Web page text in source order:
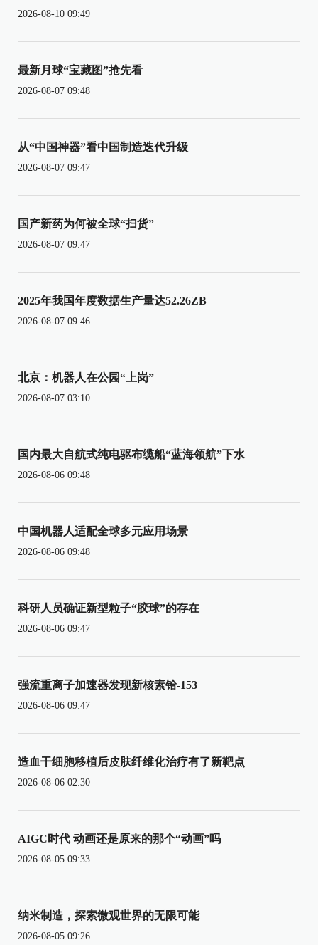
2026-08-10 09:49
最新月球“宝藏图”抢先看
2026-08-07 09:48
从“中国神器”看中国制造迭代升级
2026-08-07 09:47
国产新药为何被全球“扫货”
2026-08-07 09:47
2025年我国年度数据生产量达52.26ZB
2026-08-07 09:46
北京：机器人在公园“上岗”
2026-08-07 03:10
国内最大自航式纯电驱布缆船“蓝海领航”下水
2026-08-06 09:48
中国机器人适配全球多元应用场景
2026-08-06 09:48
科研人员确证新型粒子“胶球”的存在
2026-08-06 09:47
强流重离子加速器发现新核素铪-153
2026-08-06 09:47
造血干细胞移植后皮肤纤维化治疗有了新靶点
2026-08-06 02:30
AIGC时代 动画还是原来的那个“动画”吗
2026-08-05 09:33
纳米制造，探索微观世界的无限可能
2026-08-05 09:26